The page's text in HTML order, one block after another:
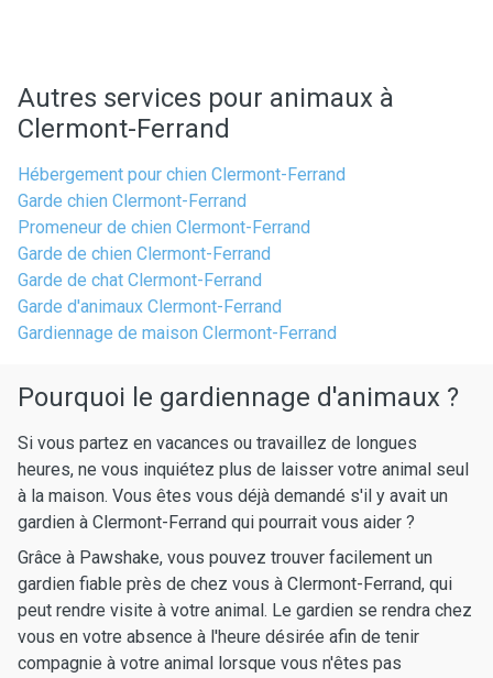
Autres services pour animaux à
Clermont-Ferrand
Hébergement pour chien Clermont-Ferrand
Garde chien Clermont-Ferrand
Promeneur de chien Clermont-Ferrand
Garde de chien Clermont-Ferrand
Garde de chat Clermont-Ferrand
Garde d'animaux Clermont-Ferrand
Gardiennage de maison Clermont-Ferrand
Pourquoi le gardiennage d'animaux ?
Si vous partez en vacances ou travaillez de longues
heures, ne vous inquiétez plus de laisser votre animal seul
à la maison. Vous êtes vous déjà demandé s'il y avait un
gardien à Clermont-Ferrand qui pourrait vous aider ?
Grâce à Pawshake, vous pouvez trouver facilement un
gardien fiable près de chez vous à Clermont-Ferrand, qui
peut rendre visite à votre animal. Le gardien se rendra chez
vous en votre absence à l'heure désirée afin de tenir
compagnie à votre animal lorsque vous n'êtes pas